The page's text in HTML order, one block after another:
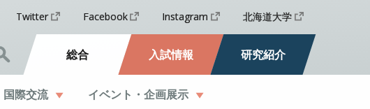
Twitter Facebook Instagram 北海道大学
総合 入試情報 研究紹介
国際交流 イベント ・企画展示